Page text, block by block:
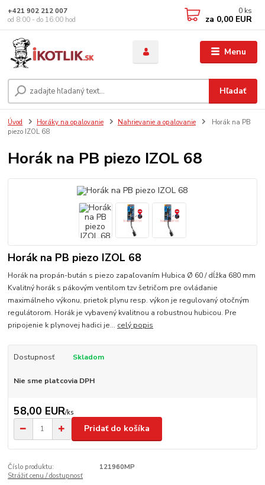
Menu
Hľadať
+421 902 212 007
od 8:00 - do 16:00 hod
0 ks
za 0,00 EUR
Úvod Horáky na opalovanie Nahrievanie a opalovanie
Horák na PB
piezo IZOL 68
Horák na PB piezo IZOL 68
Horák na PB piezo IZOL 68
Horák na propán-bután s piezo zapaľovaním Hubica Ø 60 / dĺžka 680 mm
Kvalitný horák s pákovým ventilom tzv šetričom pre ovládanie
maximálneho výkonu, prietok plynu resp. výkon je regulovaný otočným
regulátorom. Horák je vybavený kvalitnou a robustnou hubicou. Pre
pripojenie k plynovej hadici je... celý popis
Dostupnosť Skladom
Nie sme platcovia DPH
58,00 EUR/ks
Pridať do košíka
Číslo produktu:
121960MP
Strážiť cenu / dostupnosť